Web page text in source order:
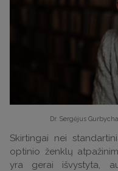
Dr. Sergėjus
Skirtingai nei
optinio ženklų
yra gerai išvystyta,